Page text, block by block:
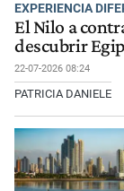
EXPERIENCIA
El Nilo a
descubrir
22-07-2026 08:24
PATRICIA DANIELE